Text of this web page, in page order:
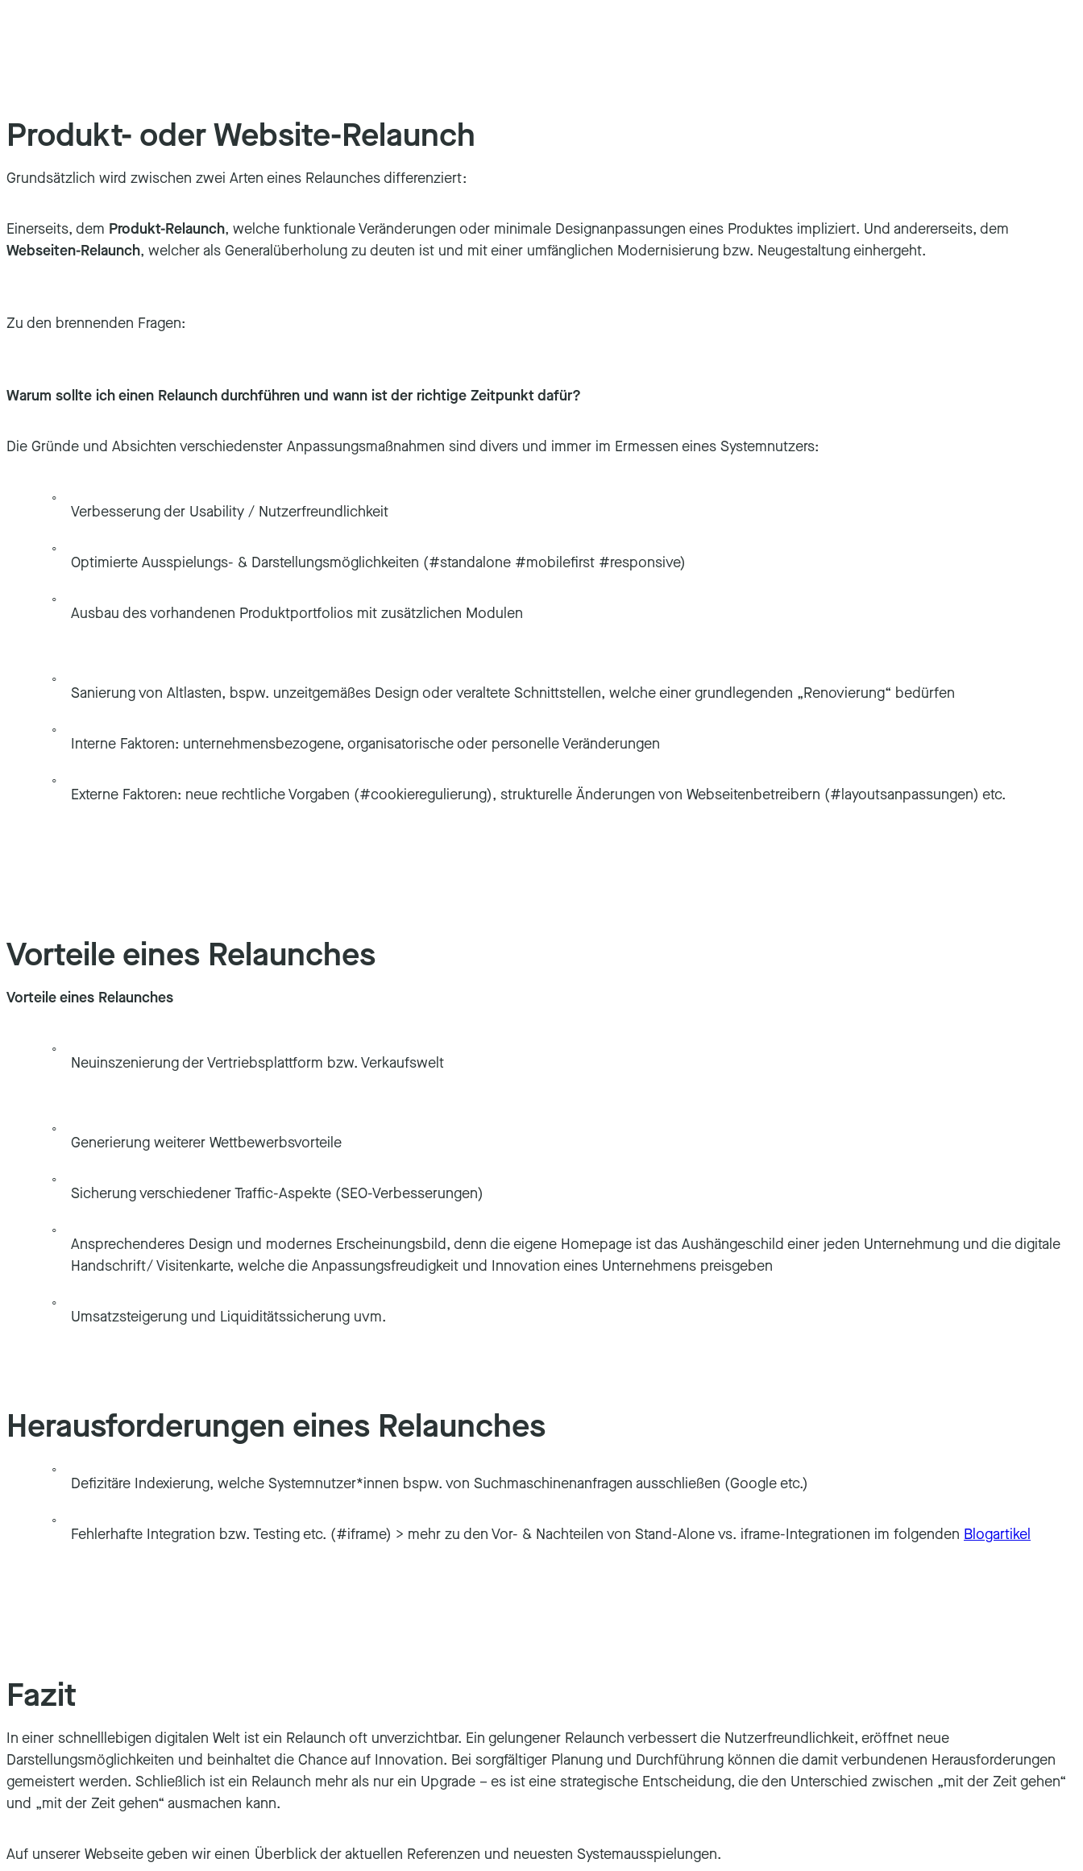
Produkt- oder Website-Relaunch
Grundsätzlich wird zwischen zwei Arten eines Relaunches differenziert:
Einerseits, dem Produkt-Relaunch, welche funktionale Veränderungen oder minimale Designanpassungen eines Produktes impliziert. Und andererseits, dem
Webseiten-Relaunch, welcher als Generalüberholung zu deuten ist und mit einer umfänglichen Modernisierung bzw. Neugestaltung einhergeht.
Zu den brennenden Fragen:
Warum sollte ich einen Relaunch durchführen und wann ist der richtige Zeitpunkt dafür?
Die Gründe und Absichten verschiedenster Anpassungsmaßnahmen sind divers und immer im Ermessen eines Systemnutzers:
Verbesserung der Usability / Nutzerfreundlichkeit
Optimierte Ausspielungs- & Darstellungsmöglichkeiten (#standalone #mobilefirst #responsive)
Ausbau des vorhandenen Produktportfolios mit zusätzlichen Modulen
Sanierung von Altlasten, bspw. unzeitgemäßes Design oder veraltete Schnittstellen, welche einer grundlegenden „Renovierung“ bedürfen
Interne Faktoren: unternehmensbezogene, organisatorische oder personelle Veränderungen
Externe Faktoren: neue rechtliche Vorgaben (#cookieregulierung), strukturelle Änderungen von Webseitenbetreibern (#layoutsanpassungen) etc.
Vorteile eines Relaunches
Vorteile eines Relaunches
Neuinszenierung der Vertriebsplattform bzw. Verkaufswelt
Generierung weiterer Wettbewerbsvorteile
Sicherung verschiedener Traffic-Aspekte (SEO-Verbesserungen)
Ansprechenderes Design und modernes Erscheinungsbild, denn die eigene Homepage ist das Aushängeschild einer jeden Unternehmung und die digitale
Handschrift/ Visitenkarte, welche die Anpassungsfreudigkeit und Innovation eines Unternehmens preisgeben
Umsatzsteigerung und Liquiditätssicherung uvm.
Herausforderungen eines Relaunches
Defizitäre Indexierung, welche Systemnutzer*innen bspw. von Suchmaschinenanfragen ausschließen (Google etc.)
Fehlerhafte Integration bzw. Testing etc. (#iframe) > mehr zu den Vor- & Nachteilen von Stand-Alone vs. iframe-Integrationen im folgenden Blogartikel
Fazit
In einer schnelllebigen digitalen Welt ist ein Relaunch oft unverzichtbar. Ein gelungener Relaunch verbessert die Nutzerfreundlichkeit, eröffnet neue
Darstellungsmöglichkeiten und beinhaltet die Chance auf Innovation. Bei sorgfältiger Planung und Durchführung können die damit verbundenen Herausforderungen
gemeistert werden. Schließlich ist ein Relaunch mehr als nur ein Upgrade – es ist eine strategische Entscheidung, die den Unterschied zwischen „mit der Zeit gehen“
und „mit der Zeit gehen“ ausmachen kann.
Auf unserer Webseite geben wir einen Überblick der aktuellen Referenzen und neuesten Systemausspielungen.